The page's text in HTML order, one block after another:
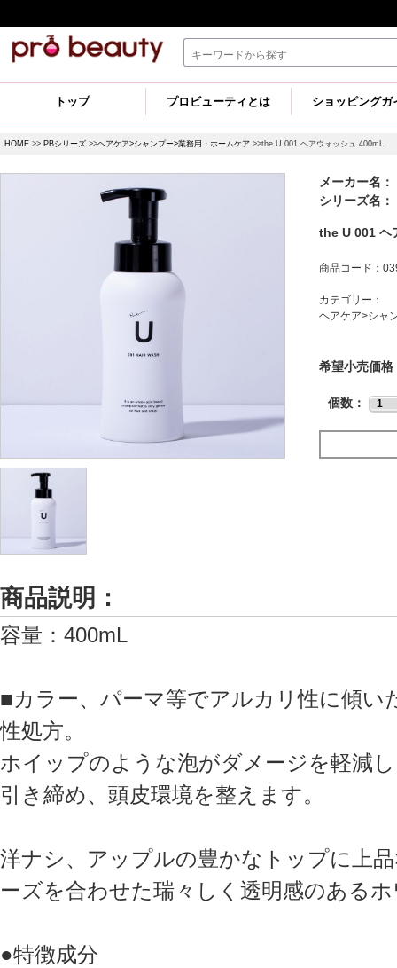
トップ プロビューティとは ショッピングガ
HOME >> PBシリーズ >>ヘアケア>シャンプー>業務用・ホームケア >>the U 001 ヘアウォッシュ 400mL
メーカー名
シリーズ名
the U 001 ヘ
商品コード：
カテゴリー：
ヘアケア>シャ
希望小売
個数：
商品説明：
容量：400mL
■カラー、パーマ等でアルカリ性に傾い
性処方。
ホイップのような泡がダメージを軽減
引き締め、頭皮環境を整えます。
洋ナシ、アップルの豊かなトップに上
ーズを合わせた瑞々しく透明感のある
●特徴成分